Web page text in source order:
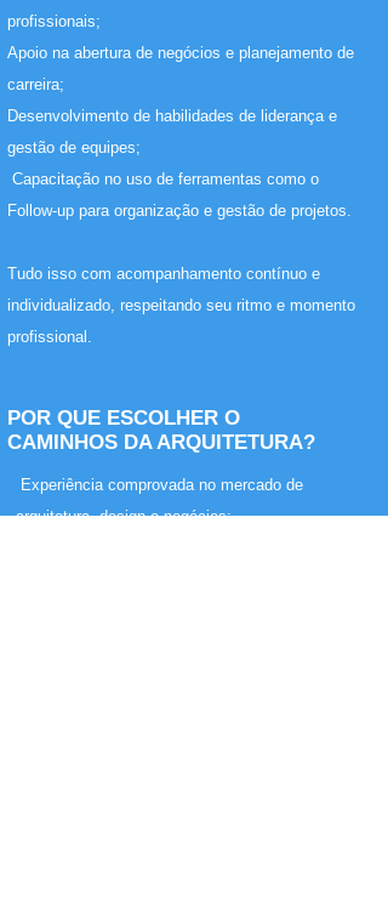
profissionais;
Apoio na abertura de negócios e planejamento de
carreira;
Desenvolvimento de habilidades de liderança e
gestão de equipes;
Capacitação no uso de ferramentas como o
Follow-up para organização e gestão de projetos.
Tudo isso com acompanhamento contínuo e
individualizado, respeitando seu ritmo e momento
profissional.
POR QUE ESCOLHER O
CAMINHOS DA ARQUITETURA?
Experiência comprovada no mercado de
arquitetura, design e negócios;